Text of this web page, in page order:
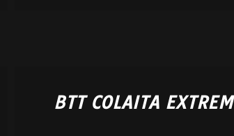
BTT COLAITA EXTREM